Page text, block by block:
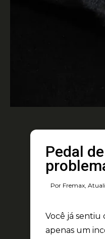
Pedal
Por Fremax,
Você já sentiu
apenas um